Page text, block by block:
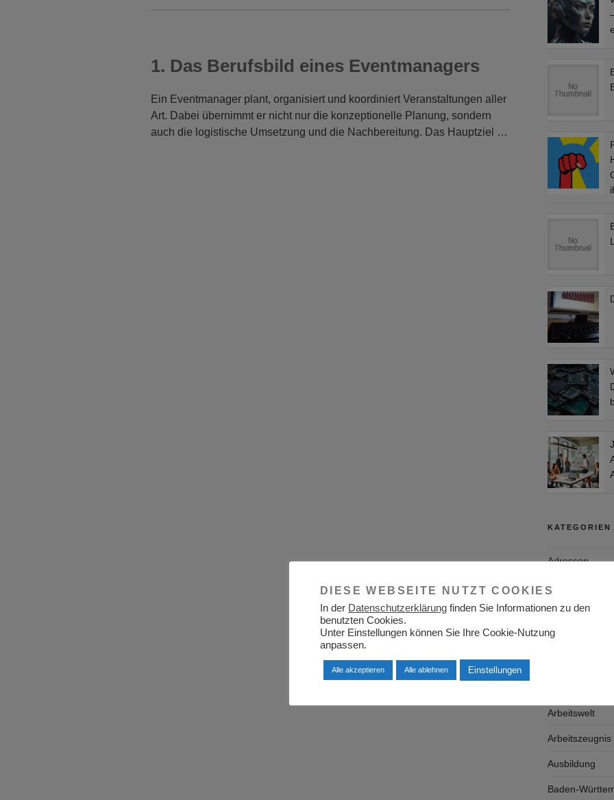
1. Das Berufsbild eines Eventmanagers
Ein Eventmanager plant, organisiert und koordiniert Veranstaltungen aller
Art. Dabei übernimmt er nicht nur die konzeptionelle Planung, sondern
auch die logistische Umsetzung und die Nachbereitung. Das Hauptziel …
KATEGORIEN
Adressen
Aktuelles
Allgemein
Arbeitgeber
Arbeitswelt
Arbeitszeugnis
Ausbildung
Baden-
DIESE WEBSEITE NUTZT COOKIES
In der Datenschutzerklärung finden Sie Informationen zu den
benutzten Cookies.
Unter Einstellungen können Sie Ihre Cookie-Nutzung
anpassen.
Alle akzeptieren Alle ablehnen Einstellungen